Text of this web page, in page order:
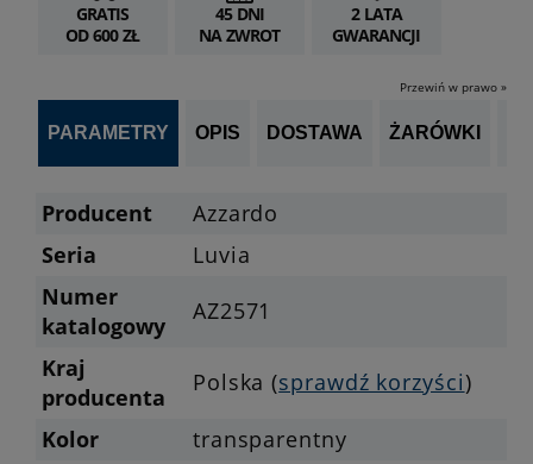
GRATIS
OD 600 ZŁ
45 DNI
NA ZWROT
2 LATA
GWARANCJI
Przewiń w prawo »
PARAMETRY OPIS DOSTAWA ŻARÓWKI
Producent
Azzardo
Seria
Luvia
Numer
katalogowy
AZ2571
Kraj
producenta
Polska (sprawdź korzyści)
Kolor
transparentny